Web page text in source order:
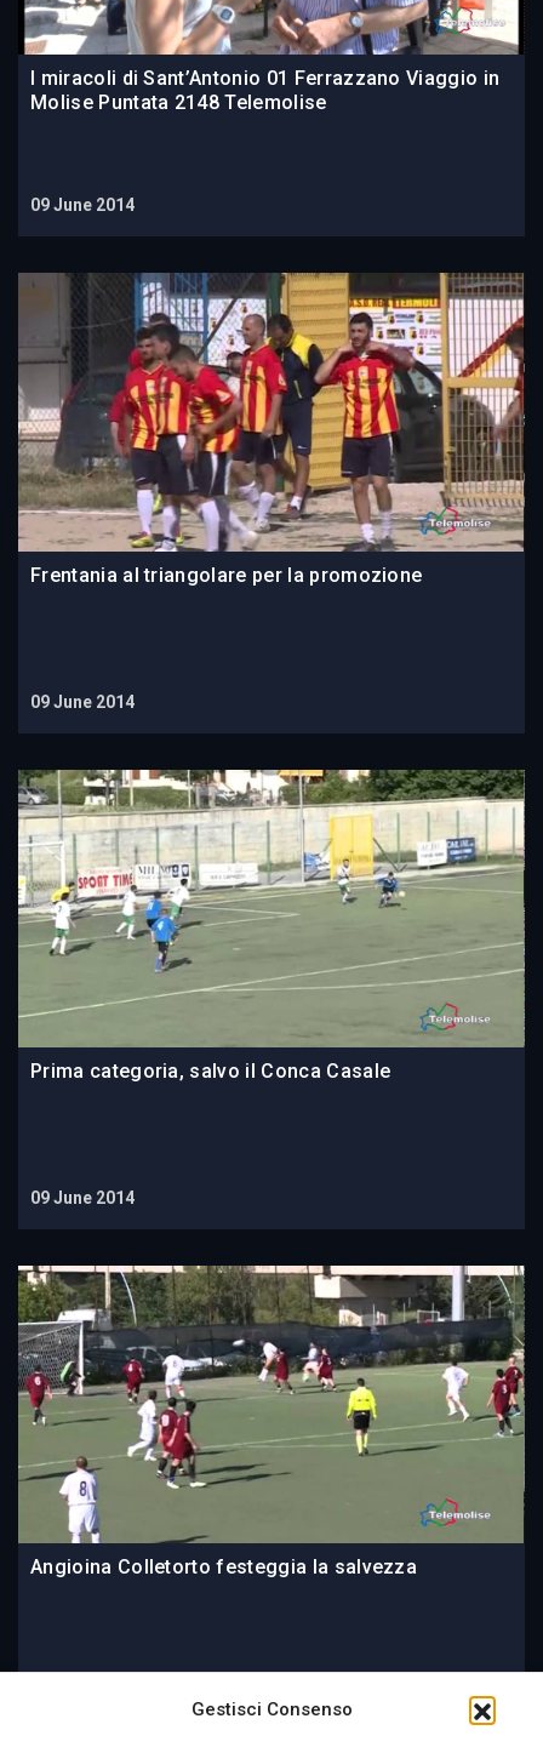
Gestisci Consenso
I miracoli di Sant’Antonio 01 Ferrazzano Viaggio in
Molise Puntata 2148 Telemolise
09 June 2014
Frentania al triangolare per la promozione
09 June 2014
Prima categoria, salvo il Conca Casale
09 June 2014
Angioina Colletorto festeggia la salvezza